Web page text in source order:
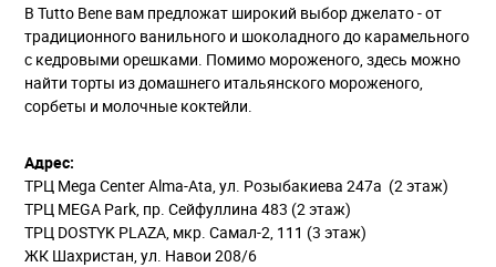
В Tutto Bene вам предложат широкий выбор джелато - от
традиционного ванильного и шоколадного до карамельного
с кедровыми орешками. Помимо мороженого, здесь можно
найти торты из домашнего итальянского мороженого,
сорбеты и молочные коктейли.
Адрес:
ТРЦ Mega Center Alma-Ata, ул. Розыбакиева 247а (2 этаж)
ТРЦ MEGA Park, пр. Сейфуллина 483 (2 этаж)
ТРЦ DOSTYK PLAZA, мкр. Самал-2, 111 (3 этаж)
ЖК Шахристан, ул. Навои 208/6